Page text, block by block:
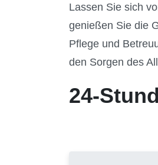
Lassen Sie sich
genießen Sie die
Pflege und
den Sorgen des
24-